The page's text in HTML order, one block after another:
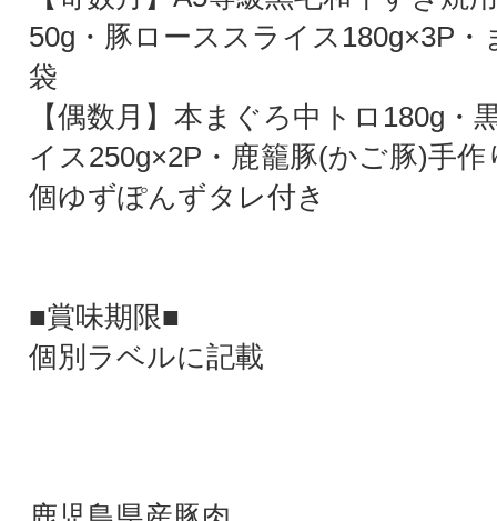
50g・豚ローススライス180g×3P・
袋
【偶数月】本まぐろ中トロ180g・
イス250g×2P・鹿籠豚(かご豚)手
個ゆずぽんずタレ付き
■賞味期限■
個別ラベルに記載